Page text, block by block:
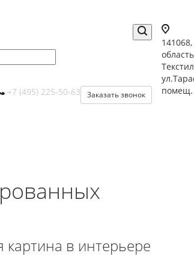
помещ.
Заказать звонок
+7 (495) 225-50-63
в интерьере